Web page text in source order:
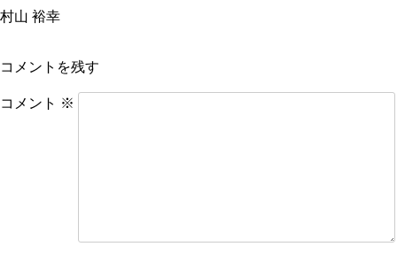
村山 裕幸
コメントを残す
コメント ※